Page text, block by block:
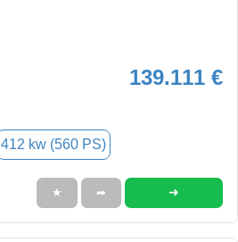
139.111 €
412 kw (560 PS)
★ ➦ ➜